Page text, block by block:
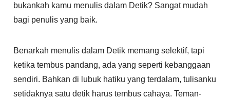
bukankah kamu menulis dalam Detik? Sangat mudah
bagi penulis yang baik.
Benarkah menulis dalam Detik memang selektif, tapi
ketika tembus pandang, ada yang seperti kebanggaan
sendiri. Bahkan di lubuk hatiku yang terdalam, tulisanku
setidaknya satu detik harus tembus cahaya. Teman-